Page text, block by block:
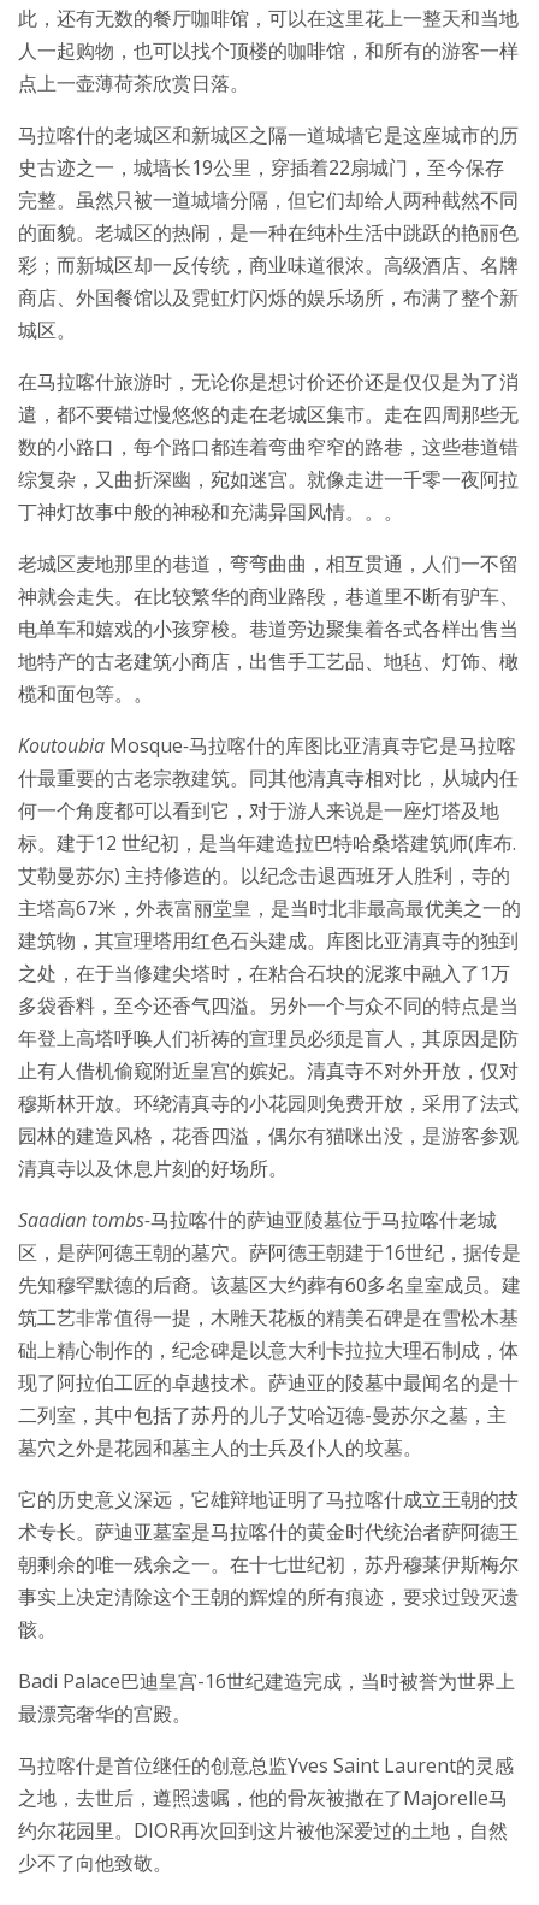
此，还有无数的餐厅咖啡馆，可以在这里花上一整天和当地
人一起购物，也可以找个顶楼的咖啡馆，和所有的游客一样
点上一壶薄荷茶欣赏日落。
马拉喀什的老城区和新城区之隔一道城墙它是这座城市的历
史古迹之一，城墙长19公里，穿插着22扇城门，至今保存
完整。虽然只被一道城墙分隔，但它们却给人两种截然不同
的面貌。老城区的热闹，是一种在纯朴生活中跳跃的艳丽色
彩；而新城区却一反传统，商业味道很浓。高级酒店、名牌
商店、外国餐馆以及霓虹灯闪烁的娱乐场所，布满了整个新
城区。
在马拉喀什旅游时，无论你是想讨价还价还是仅仅是为了消
遣，都不要错过慢悠悠的走在老城区集市。走在四周那些无
数的小路口，每个路口都连着弯曲窄窄的路巷，这些巷道错
综复杂，又曲折深幽，宛如迷宫。就像走进一千零一夜阿拉
丁神灯故事中般的神秘和充满异国风情。。。
老城区麦地那里的巷道，弯弯曲曲，相互贯通，人们一不留
神就会走失。在比较繁华的商业路段，巷道里不断有驴车、
电单车和嬉戏的小孩穿梭。巷道旁边聚集着各式各样出售当
地特产的古老建筑小商店，出售手工艺品、地毡、灯饰、橄
榄和面包等。。
Koutoubia Mosque-马拉喀什的库图比亚清真寺它是马拉喀
什最重要的古老宗教建筑。同其他清真寺相对比，从城内任
何一个角度都可以看到它，对于游人来说是一座灯塔及地
标。建于12 世纪初，是当年建造拉巴特哈桑塔建筑师(库布.
艾勒曼苏尔) 主持修造的。以纪念击退西班牙人胜利，寺的
主塔高67米，外表富丽堂皇，是当时北非最高最优美之一的
建筑物，其宣理塔用红色石头建成。库图比亚清真寺的独到
之处，在于当修建尖塔时，在粘合石块的泥浆中融入了1万
多袋香料，至今还香气四溢。另外一个与众不同的特点是当
年登上高塔呼唤人们祈祷的宣理员必须是盲人，其原因是防
止有人借机偷窥附近皇宫的嫔妃。清真寺不对外开放，仅对
穆斯林开放。环绕清真寺的小花园则免费开放，采用了法式
园林的建造风格，花香四溢，偶尔有猫咪出没，是游客参观
清真寺以及休息片刻的好场所。
Saadian tombs-马拉喀什的萨迪亚陵墓位于马拉喀什老城
区，是萨阿德王朝的墓穴。萨阿德王朝建于16世纪，据传是
先知穆罕默德的后裔。该墓区大约葬有60多名皇室成员。建
筑工艺非常值得一提，木雕天花板的精美石碑是在雪松木基
础上精心制作的，纪念碑是以意大利卡拉拉大理石制成，体
现了阿拉伯工匠的卓越技术。萨迪亚的陵墓中最闻名的是十
二列室，其中包括了苏丹的儿子艾哈迈德-曼苏尔之墓，主
墓穴之外是花园和墓主人的士兵及仆人的坟墓。
它的历史意义深远，它雄辩地证明了马拉喀什成立王朝的技
术专长。萨迪亚墓室是马拉喀什的黄金时代统治者萨阿德王
朝剩余的唯一残余之一。在十七世纪初，苏丹穆莱伊斯梅尔
事实上决定清除这个王朝的辉煌的所有痕迹，要求过毁灭遗
骸。
Badi Palace巴迪皇宫-16世纪建造完成，当时被誉为世界上
最漂亮奢华的宫殿。
马拉喀什是首位继任的创意总监Yves Saint Laurent的灵感
之地，去世后，遵照遗嘱，他的骨灰被撒在了Majorelle马
约尔花园里。DIOR再次回到这片被他深爱过的土地，自然
少不了向他致敬。